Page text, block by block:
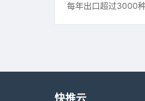
每年出口超过3000
快推云